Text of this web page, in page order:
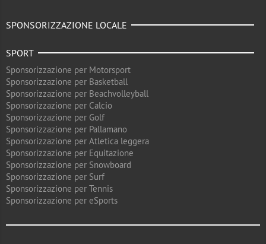
SPONSORIZZAZIONE LOCALE
SPORT
Sponsorizzazione per Motorsport
Sponsorizzazione per Basketball
Sponsorizzazione per Beachvolleyball
Sponsorizzazione per Calcio
Sponsorizzazione per Golf
Sponsorizzazione per Pallamano
Sponsorizzazione per Atletica leggera
Sponsorizzazione per Equitazione
Sponsorizzazione per Snowboard
Sponsorizzazione per Surf
Sponsorizzazione per Tennis
Sponsorizzazione per eSports